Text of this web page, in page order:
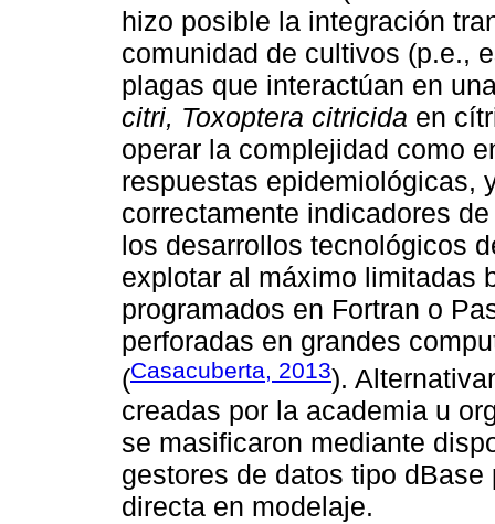
hizo posible la integración
comunidad de cultivos (p.e.,
plagas que interactúan en
citri, Toxoptera citricida en
operar la complejidad como
respuestas epidemiológicas,
correctamente indicadores
los desarrollos tecnológicos
explotar al máximo limitadas
programados en Fortran o
perforadas en grandes
(Casacuberta, 2013).
creadas por la academia u
se masificaron mediante
gestores de datos tipo
directa en modelaje.